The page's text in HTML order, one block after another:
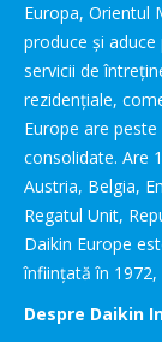
Europa, Orientul
produce și
servicii de
rezidențiale,
Europe are
consolidate. Are
Austria, Belgia,
Regatul Unit,
Daikin Europe
înființată în 1972,
Despre Daikin